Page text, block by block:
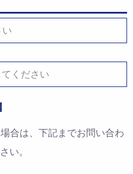
合は、下記までお問い合わ
い。